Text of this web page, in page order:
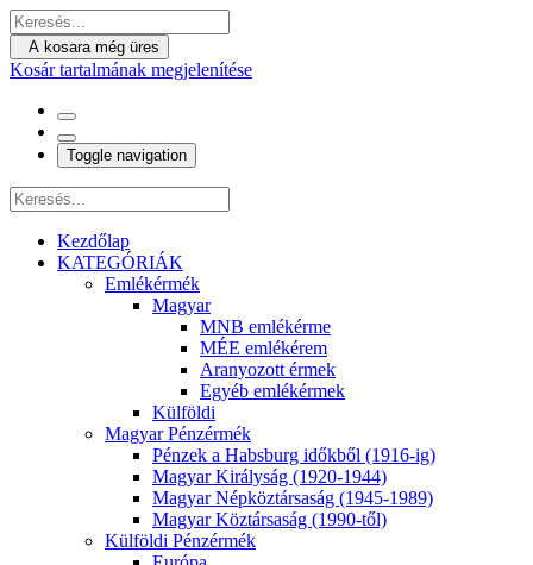
A kosara még üres
Kosár tartalmának megjelenítése
Toggle navigation
Kezdőlap
KATEGÓRIÁK
Emlékérmék
Magyar
MNB emlékérme
MÉE emlékérem
Aranyozott érmek
Egyéb emlékérmek
Külföldi
Magyar Pénzérmék
Pénzek a Habsburg időkből (1916-ig)
Magyar Királyság (1920-1944)
Magyar Népköztársaság (1945-1989)
Magyar Köztársaság (1990-től)
Külföldi Pénzérmék